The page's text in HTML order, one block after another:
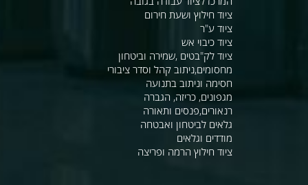
ציוד חילוץ ושעת חירום
ציוד כיבוי אש
ציוד לק"בטים ,שמירה וביטחון
מחסומים,ניתוב קהל וסדר ציבורי
חסימה וניתוב בתנועה
מגפונים, כריזה, הגברה
רנאורים,פנסים ותאורה
גלאים לביטחון ואבטחה
מודדים וגלאים
ציוד חילוץ הרמה ופריצה